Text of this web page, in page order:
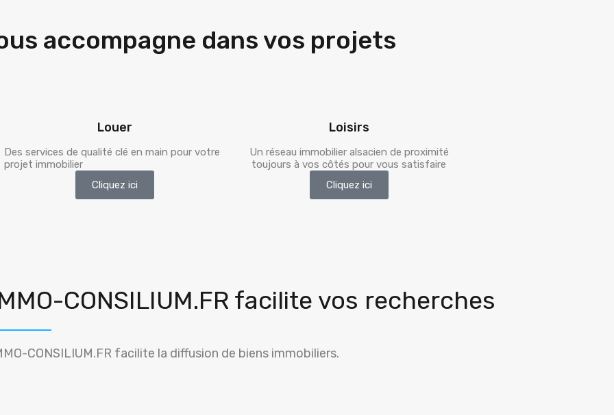
accompagne dans vos projets
Louer
Des services de qualité clé en main pour votre
projet immobilier
Cliquez ici
Loisirs
Un réseau immobilier alsacien de proximité
toujours à vos côtés pour vous satisfaire
Cliquez ici
CONSILIUM.FR facilite vos recherches
CONSILIUM.FR facilite la diffusion de biens immobiliers.